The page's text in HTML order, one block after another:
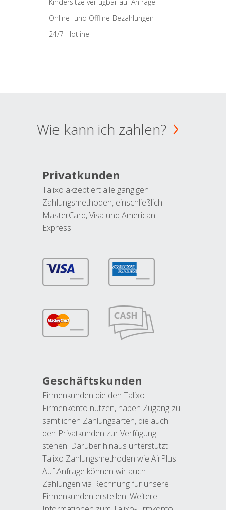
Online- und Offline-Bezahlungen
24/7-Hotline
Wie kann ich zahlen?
Privatkunden
Talixo akzeptiert alle gängigen
Zahlungsmethoden, einschließlich
MasterCard, Visa und American
Express.
Geschäftskunden
Firmenkunden die den Talixo-
Firmenkonto nutzen, haben Zugang zu
sämtlichen Zahlungsarten, die auch
den Privatkunden zur Verfügung
stehen. Darüber hinaus unterstützt
Talixo Zahlungsmethoden wie AirPlus.
Auf Anfrage können wir auch
Zahlungen via Rechnung für unsere
Firmenkunden erstellen. Weitere